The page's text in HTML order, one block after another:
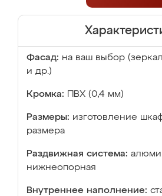
Фасад: на ваш выбор
и др.)
Кромка: ПВХ (0,4 мм)
Размеры: изготовление
размера
Раздвижная система:
нижнеопорная
Внутреннее наполнение: